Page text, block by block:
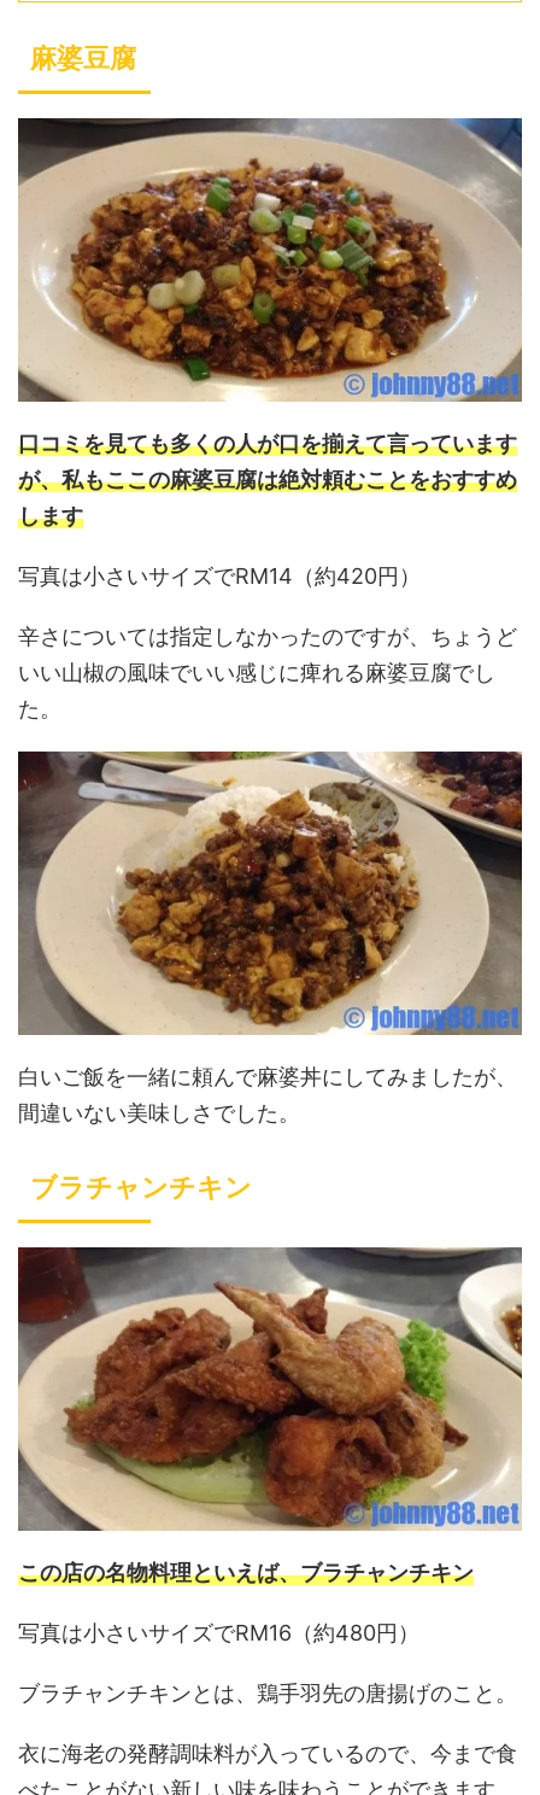
麻婆豆腐
口コミを見ても多くの人が口を揃えて言っています
が、私もここの麻婆豆腐は絶対頼むことをおすすめ
します
写真は小さいサイズでRM14（約420円）
辛さについては指定しなかったのですが、ちょうど
いい山椒の風味でいい感じに痺れる麻婆豆腐でし
た。
白いご飯を一緒に頼んで麻婆丼にしてみましたが、
間違いない美味しさでした。
ブラチャンチキン
この店の名物料理といえば、ブラチャンチキン
写真は小さいサイズでRM16（約480円）
ブラチャンチキンとは、鶏手羽先の唐揚げのこと。
衣に海老の発酵調味料が入っているので、今まで食
べたことがない新しい味を味わうことができます。